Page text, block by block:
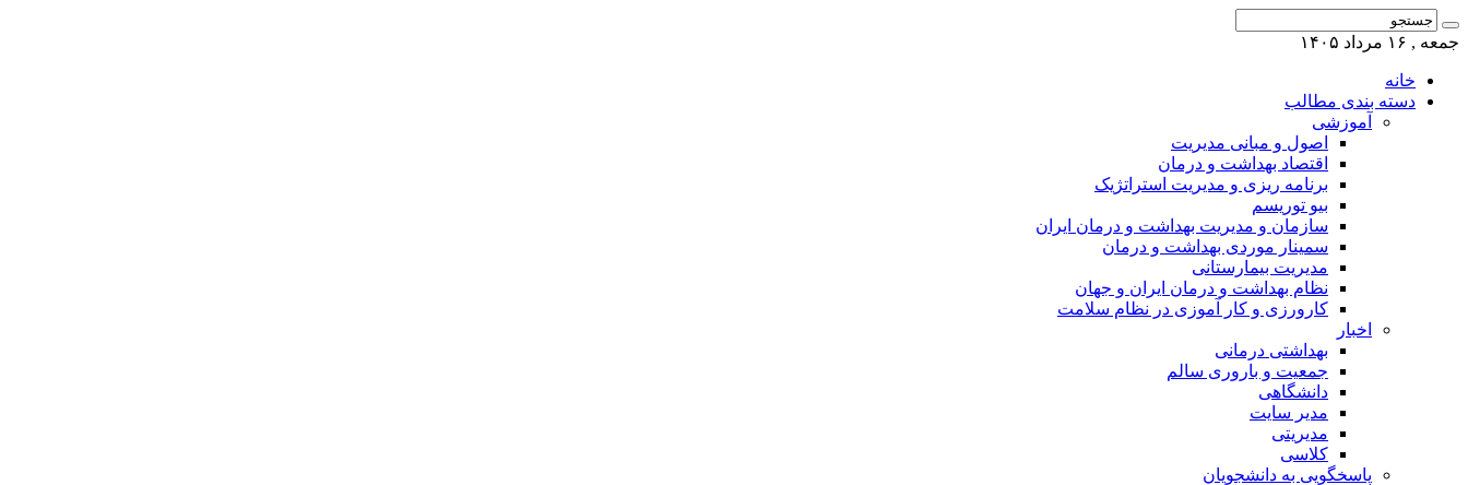
جمعه , ۱۶ مرداد ۱۴۰۵
خانه
دسته بندی مطالب
آموزشی
اصول و مبانی مدیریت
اقتصاد بهداشت و درمان
برنامه ریزی و مدیریت استراتژیک
بیو توریسم
سازمان و مدیریت بهداشت و درمان ایران
سمینار موردی بهداشت و درمان
مدیریت بیمارستانی
نظام بهداشت و درمان ایران و جهان
کارورزی و کار آموزی در نظام سلامت
اخبار
بهداشتی درمانی
جمعیت و باروری سالم
دانشگاهی
مدیر سایت
مدیریتی
کلاسی
پاسخگویی به دانشجویان